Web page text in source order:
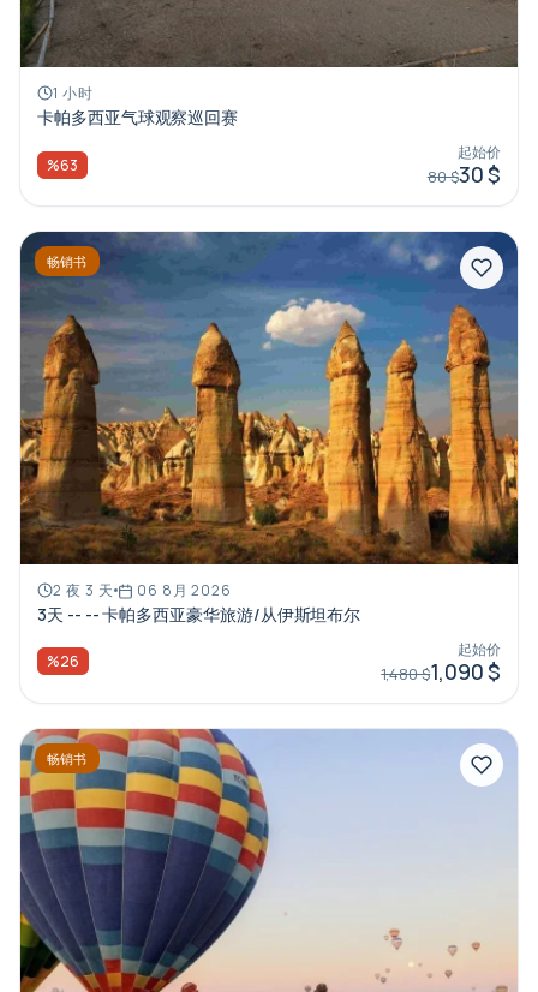
1 小时
卡帕多西亚气球观察巡回赛
%63
起始价
80 $30 $
畅销书
2 夜 3 天 06 8月 2026
3天 -- -- 卡帕多西亚豪华旅游/从伊斯坦布尔
%26
起始价
1,480 $1,090 $
畅销书